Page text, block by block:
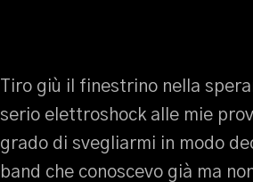
Tiro giù il finestrino nella
serio elettroshock alle mie
grado di svegliarmi in modo
band che conoscevo già ma